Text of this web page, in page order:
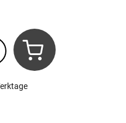
Gib den